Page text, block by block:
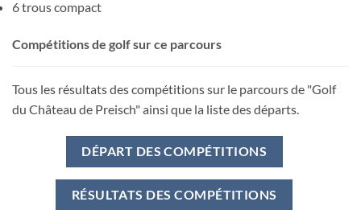
6 trous compact
Compétitions de golf sur ce parcours
Tous les résultats des compétitions sur le parcours de "Golf
du Château de Preisch" ainsi que la liste des départs.
DÉPART DES COMPÉTITIONS
RÉSULTATS DES COMPÉTITIONS